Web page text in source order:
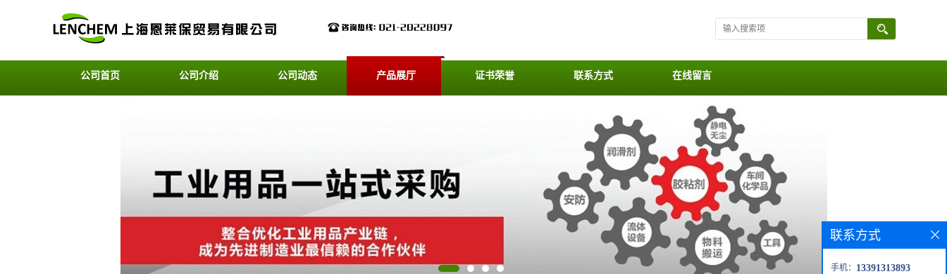
公司首页 公司介绍 公司动态 产品展厅 证书荣誉 联系方式 在线留言
联系方式
手机： 13391313893